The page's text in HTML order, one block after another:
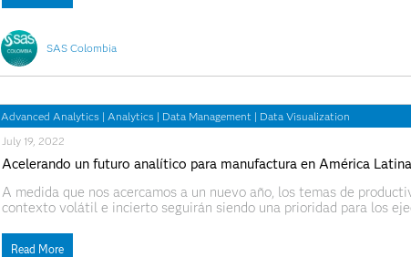
SAS Colombia
Advanced Analytics | Analytics | Data Management | Data Visualization
July 19, 2022
Acelerando un futuro analítico para manufactura en América Latina
A medida que nos acercamos a un nuevo año, los temas de
contexto volátil e incierto seguirán siendo una prioridad para los
resiliencia
Read More